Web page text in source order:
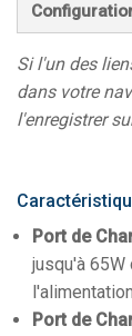
Si l'un des
dans votre
l'enregistrer
Port de
jusqu'à
Port de